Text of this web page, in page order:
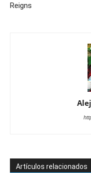
Reigns
Artículos relacionados